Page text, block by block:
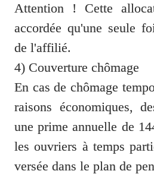
Attention ! Cette
accordée qu'une seule
de l'affilié.
4) Couverture chômage
En cas de chômage
raisons économiques,
une prime annuelle de
les ouvriers à temps
versée dans le plan de